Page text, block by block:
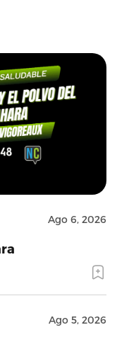
Ago 6, 2026
Ago 5, 2026